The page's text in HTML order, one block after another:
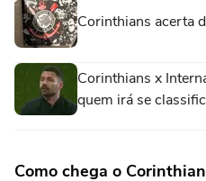
Corinthians acerta
Corinthians x
quem irá se
Como chega o